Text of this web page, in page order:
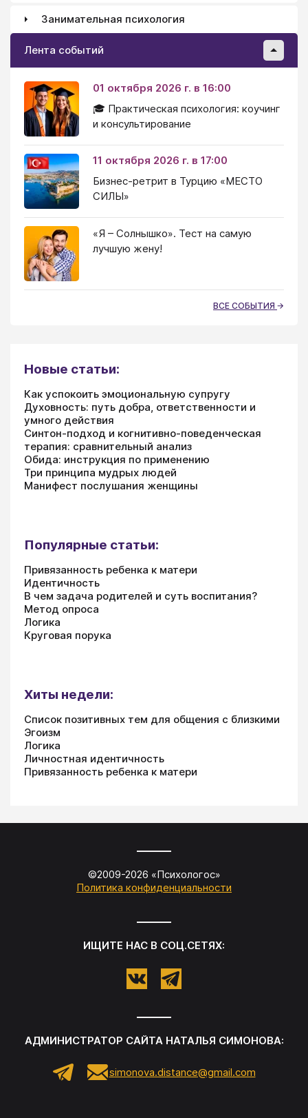
Занимательная психология
Лента событий
01 октября 2026 г. в 16:00
🎓 Практическая психология: коучинг
и консультирование
11 октября 2026 г. в 17:00
Бизнес-ретрит в Турцию «МЕСТО
СИЛЫ»
«Я – Солнышко». Тест на самую
лучшую жену!
ВСЕ СОБЫТИЯ
Новые статьи:
Как успокоить эмоциональную супругу
Духовность: путь добра, ответственности и
умного действия
Синтон-подход и когнитивно-поведенческая
терапия: сравнительный анализ
Обида: инструкция по применению
Три принципа мудрых людей
Манифест послушания женщины
Популярные статьи:
Привязанность ребенка к матери
Идентичность
В чем задача родителей и суть воспитания?
Метод опроса
Логика
Круговая порука
Хиты недели:
Список позитивных тем для общения с близкими
Эгоизм
Логика
Личностная идентичность
Привязанность ребенка к матери
©2009-2026 «Психологос»
Политика конфиденциальности
ИЩИТЕ НАС В СОЦ.СЕТЯХ:
АДМИНИСТРАТОР САЙТА НАТАЛЬЯ СИМОНОВА:
simonova.distance@gmail.com